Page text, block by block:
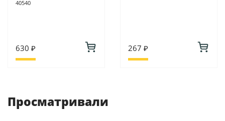
40540
630 ₽ 267 ₽
Просматривали